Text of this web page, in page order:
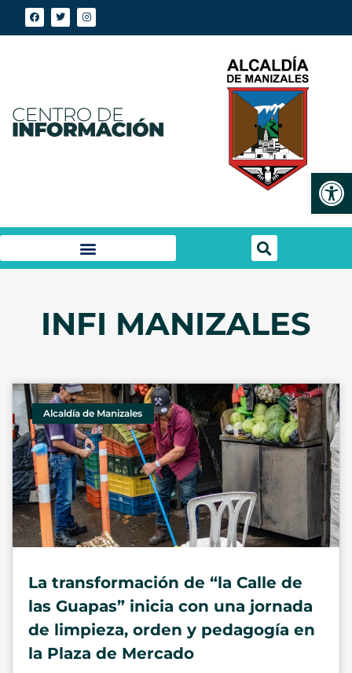
INFI MANIZALES
Alcaldía de Manizales
La transformación de “la Calle de
las Guapas” inicia con una jornada
de limpieza, orden y pedagogía en
la Plaza de Mercado